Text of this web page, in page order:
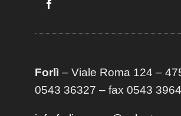
Forlì – Viale Roma 124 –
0543 36327 – fax 0543